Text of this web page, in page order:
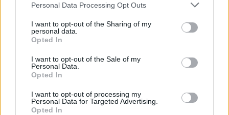
Personal Data Processing Opt Outs
I want to opt-out of the Sharing of my
personal data.
Opted In
I want to opt-out of the Sale of my
Personal Data.
Opted In
I want to opt-out of processing my
Personal Data for Targeted Advertising.
Opted In